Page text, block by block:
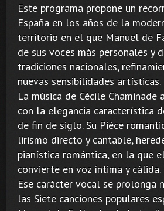
Este programa propone un
España en los años de la
territorio en el que Manuel de
de sus voces más personales y
tradiciones nacionales,
nuevas sensibilidades artísticas.
La música de Cécile
con la elegancia característica
de fin de siglo. Su Pièce
lirismo directo y cantable,
pianística romántica, en la que
convierte en voz íntima y cálida.
Ese carácter vocal se prolonga
las Siete canciones populares